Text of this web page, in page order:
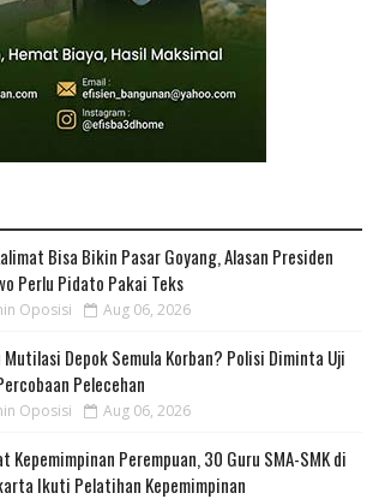
Bisa Bikin Pasar Goyang, Alasan Presiden
Perlu Pidato Pakai Teks
Oposisi Aug 06, 2026
Mutilasi Depok Semula Korban? Polisi Diminta Uji
Pelecehan
Oposisi Aug 06, 2026
Kepemimpinan Perempuan, 30 Guru SMA-SMK di
Ikuti Pelatihan Kepemimpinan